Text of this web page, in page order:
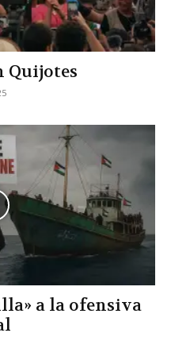
Quijotes
a la ofensiva